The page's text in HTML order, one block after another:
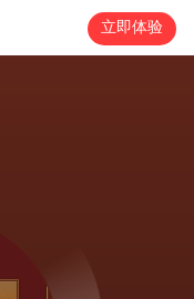
立即体验